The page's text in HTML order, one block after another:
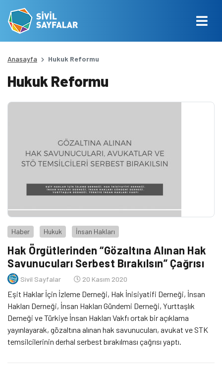
Anasayfa Hukuk Reformu
Hukuk Reformu
Haber Hukuk İnsan Hakları
Hak Örgütlerinden “Gözaltına Alınan Hak
Savunucuları Serbest Bırakılsın” Çağrısı
Sivil Sayfalar 20 Kasım 2020
Eşit Haklar İçin İzleme Derneği, Hak İnisiyatifi Derneği, İnsan
Hakları Derneği, İnsan Hakları Gündemi Derneği, Yurttaşlık
Derneği ve Türkiye İnsan Hakları Vakfı ortak bir açıklama
yayınlayarak, gözaltına alınan hak savunucuları, avukat ve STK
temsilcilerinin derhal serbest bırakılması çağrısı yaptı.